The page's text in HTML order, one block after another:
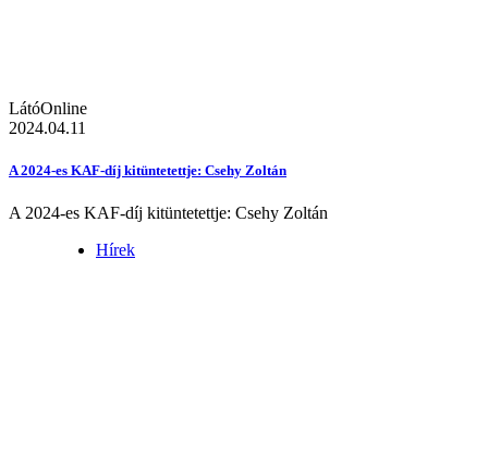
LátóOnline
2024.04.11
A 2024-es KAF-díj kitüntetettje: Csehy Zoltán
A 2024-es KAF-díj kitüntetettje: Csehy Zoltán
Hírek